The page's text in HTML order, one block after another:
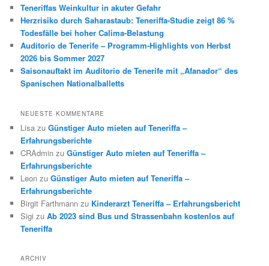
Teneriffas Weinkultur in akuter Gefahr
Herzrisiko durch Saharastaub: Teneriffa-Studie zeigt 86 %
Todesfälle bei hoher Calima-Belastung
Auditorio de Tenerife – Programm-Highlights von Herbst
2026 bis Sommer 2027
Saisonauftakt im Auditorio de Tenerife mit „Afanador“ des
Spanischen Nationalballetts
NEUESTE KOMMENTARE
Lisa zuGünstiger Auto mieten auf Teneriffa –
Erfahrungsberichte
CRAdmin zuGünstiger Auto mieten auf Teneriffa –
Erfahrungsberichte
Leon zuGünstiger Auto mieten auf Teneriffa –
Erfahrungsberichte
Birgit Farthmann zu Kinderarzt Teneriffa – Erfahrungsbericht
Sigi zuAb 2023 sind Bus und Strassenbahn kostenlos auf
Teneriffa
ARCHIV